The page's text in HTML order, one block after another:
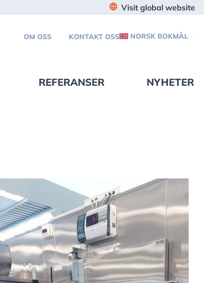
Visit global website
OM OSS KONTAKT OSS NORSK BOKMÅL
REFERANSER NYHETER